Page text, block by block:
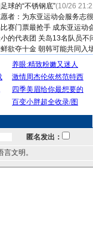
球的“不锈钢底”(10/26
者：为东亚运动会服务志
赛门票最抢手 成东亚运动
的代表团 关岛13名队员不
欲夺十金 朝韩可能共同入
匿名发出：
文明。